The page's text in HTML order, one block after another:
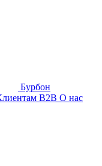
Бурбон
B2B О нас